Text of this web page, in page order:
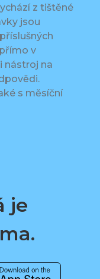
z tištěné
jsou
v
nástroj na
s měsíční
je